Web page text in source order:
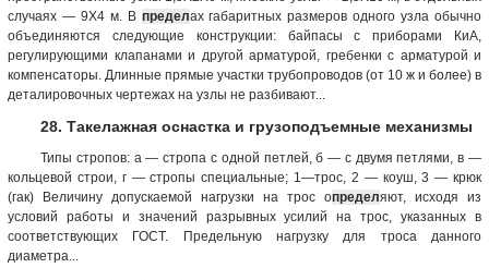
случаях — 9X4 м. В пределах габаритных размеров одного узла обычно
объединяются следующие конструкции: байпасы с приборами КиА,
регулирующими клапанами и другой арматурой, гребенки с арматурой и
компенсаторы. Длинные прямые участки трубопроводов (от 10 ж и более) в
деталировочных чертежах на узлы не разбивают...
28. Такелажная оснастка и грузоподъемные механизмы
Типы стропов: а — стропа с одной петлей, б — с двумя петлями, в —
кольцевой строи, г — стропы специальные; 1—трос, 2 — коуш, 3 — крюк
(гак) Величину допускаемой нагрузки на трос определяют, исходя из
условий работы и значений разрывных усилий на трос, указанных в
соответствующих ГОСТ. Предельную нагрузку для троса данного
диаметра...